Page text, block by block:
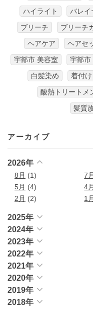
ハイライト
バレイ
ブリーチ
ブリーチ
ヘアケア
ヘアセ
宇部市 美容室
宇部市
白髪染め
着付け
酸熱トリートメ
髪質
アーカイブ
2026年
8月 (1) 7月
5月 (4) 4月
2月 (2) 1月
2025年
2024年
2023年
2022年
2021年
2020年
2019年
2018年